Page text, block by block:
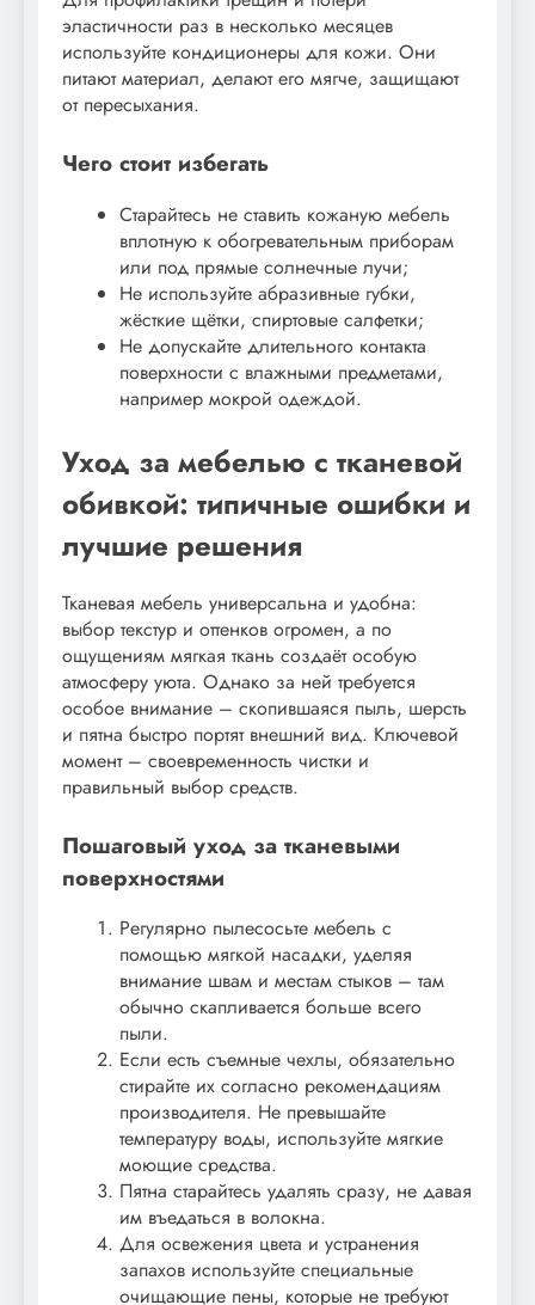
эластичности раз в несколько месяцев
используйте кондиционеры для кожи. Они
питают материал, делают его мягче, защищают
от пересыхания.
Чего стоит избегать
Старайтесь не ставить кожаную мебель
вплотную к обогревательным приборам
или под прямые солнечные лучи;
Не используйте абразивные губки,
жёсткие щётки, спиртовые салфетки;
Не допускайте длительного контакта
поверхности с влажными предметами,
например мокрой одеждой.
Уход за мебелью с тканевой
обивкой: типичные ошибки и
лучшие решения
Тканевая мебель универсальна и удобна:
выбор текстур и оттенков огромен, а по
ощущениям мягкая ткань создаёт особую
атмосферу уюта. Однако за ней требуется
особое внимание – скопившаяся пыль, шерсть
и пятна быстро портят внешний вид. Ключевой
момент – своевременность чистки и
правильный выбор средств.
Пошаговый уход за тканевыми
поверхностями
Регулярно пылесосьте мебель с
помощью мягкой насадки, уделяя
внимание швам и местам стыков – там
обычно скапливается больше всего
пыли.
Если есть съемные чехлы, обязательно
стирайте их согласно рекомендациям
производителя. Не превышайте
температуру воды, используйте мягкие
моющие средства.
Пятна старайтесь удалять сразу, не давая
им въедаться в волокна.
Для освежения цвета и устранения
запахов используйте специальные
очищающие пены, которые не требуют